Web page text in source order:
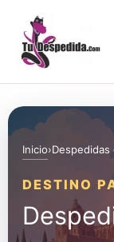
contenido
Inicio›Despedidas
DESTINO